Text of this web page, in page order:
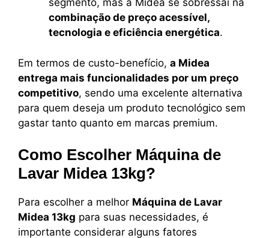
segmento, mas a Midea se sobressai na
combinação de preço acessível,
tecnologia e eficiência energética.
Em termos de custo-benefício, a Midea
entrega mais funcionalidades por um preço
competitivo, sendo uma excelente alternativa
para quem deseja um produto tecnológico sem
gastar tanto quanto em marcas premium.
Como Escolher Máquina de
Lavar Midea 13kg?
Para escolher a melhor Máquina de Lavar
Midea 13kg para suas necessidades, é
importante considerar alguns fatores